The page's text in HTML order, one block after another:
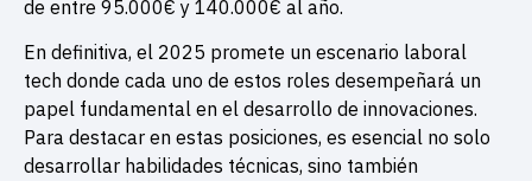
de entre 95.000€ y 140.000€ al año.
En definitiva, el 2025 promete un escenario laboral
tech donde cada uno de estos roles desempeñará un
papel fundamental en el desarrollo de innovaciones.
Para destacar en estas posiciones, es esencial no solo
desarrollar habilidades técnicas, sino también